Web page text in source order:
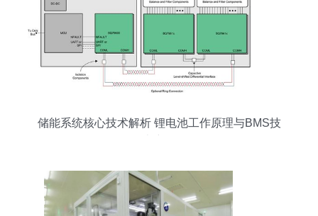
储能系统核心技术解析 锂电池工作原理与BMS技